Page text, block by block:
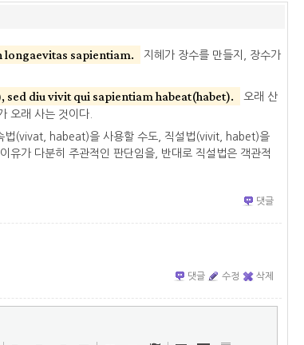
sapientiam.
지혜가 장수를 만들지, 장수가
diu vivit qui sapientiam habeat(habet).
오래 산
오래 사는 것이다.
법(vivat, habeat)을 사용할 수도, 직설법(vivit, habet)을
유가 다분히 주관적인 판단임을, 반대로 직설법은 객관적
댓글
댓글 수정 삭제